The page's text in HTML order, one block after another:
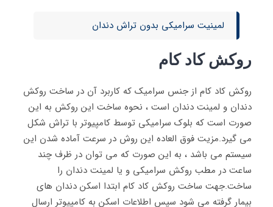
لمینیت سرامیکی بدون تراش دندان
روكش كاد كام
روکش کاد کام از جنس سرامیک که کاربرد آن در ساخت روکش
دندان و لمینت دندان است ، نحوه ساخت این روکش به این
صورت است که بلوک سرامیکی توسط کامپیوتر با تراش شکل
می گیرد.مزیت فوق العاده این روش در سرعت آماده شدن این
سیستم می باشد ، به این صورت که می توان در ظرف چند
ساعت در مطب روکش سرامیکی و یا لمینت دندان را
ساخت.جهت ساخت روکش کاد کام ابتدا اسکن دندان های
بیمار گرفته می شود سپس اطلاعات اسکن به کامپیوتر ارسال